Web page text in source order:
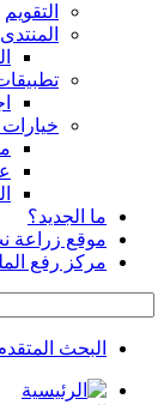
التقويم
المنتدى
ما الجديد؟
موقع زراعة
مركز رفع
البحث